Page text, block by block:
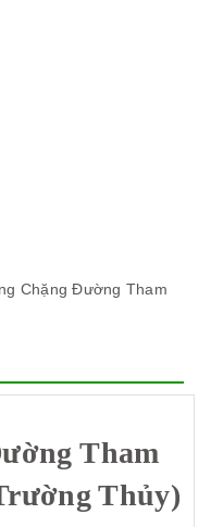
Chặng Đường Tham
Tham
Thủy)